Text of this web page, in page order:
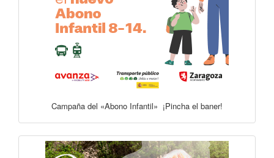
Campaña del «Abono Infantil» ¡Pincha el baner!